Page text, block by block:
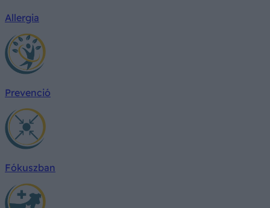
Allergia
Prevenció
Fókuszban